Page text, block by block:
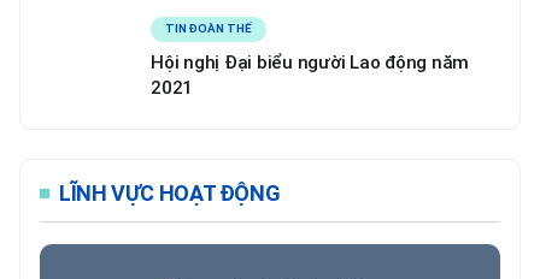
TIN ĐOÀN THỂ
Hội nghị Đại biểu người Lao động năm
2021
LĨNH VỰC HOẠT ĐỘNG